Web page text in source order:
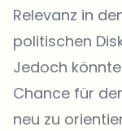
Relevanz in
politischen
Jedoch
Chance für
neu zu